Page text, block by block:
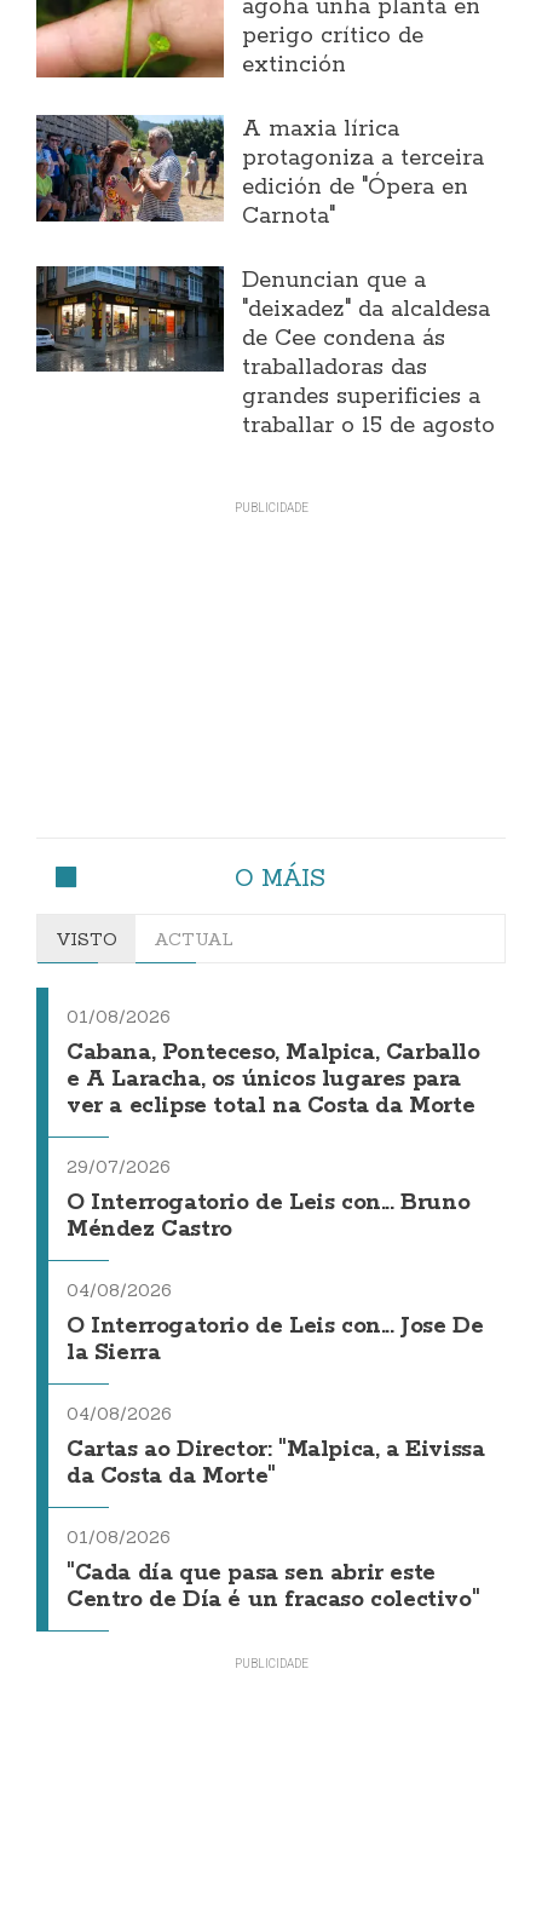
agoha unha planta en
perigo crítico de
extinción
A maxia lírica
protagoniza a terceira
edición de "Ópera en
Carnota"
Denuncian que a
"deixadez" da alcaldesa
de Cee condena ás
traballadoras das
grandes superificies a
traballar o 15 de agosto
O MÁIS
VISTO ACTUAL
01/08/2026
Cabana, Ponteceso, Malpica, Carballo
e A Laracha, os únicos lugares para
ver a eclipse total na Costa da Morte
29/07/2026
O Interrogatorio de Leis con... Bruno
Méndez Castro
04/08/2026
O Interrogatorio de Leis con... Jose De
la Sierra
04/08/2026
Cartas ao Director: "Malpica, a Eivissa
da Costa da Morte"
01/08/2026
"Cada día que pasa sen abrir este
Centro de Día é un fracaso colectivo"